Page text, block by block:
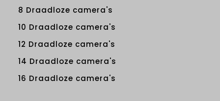
8 Draadloze camera's
10 Draadloze camera's
12 Draadloze camera's
14 Draadloze camera's
16 Draadloze camera's